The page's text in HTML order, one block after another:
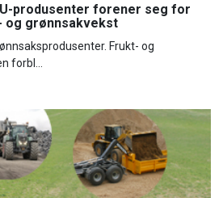
produsenter forener seg for
og grønnsakvekst
Frukt- og
forbl...